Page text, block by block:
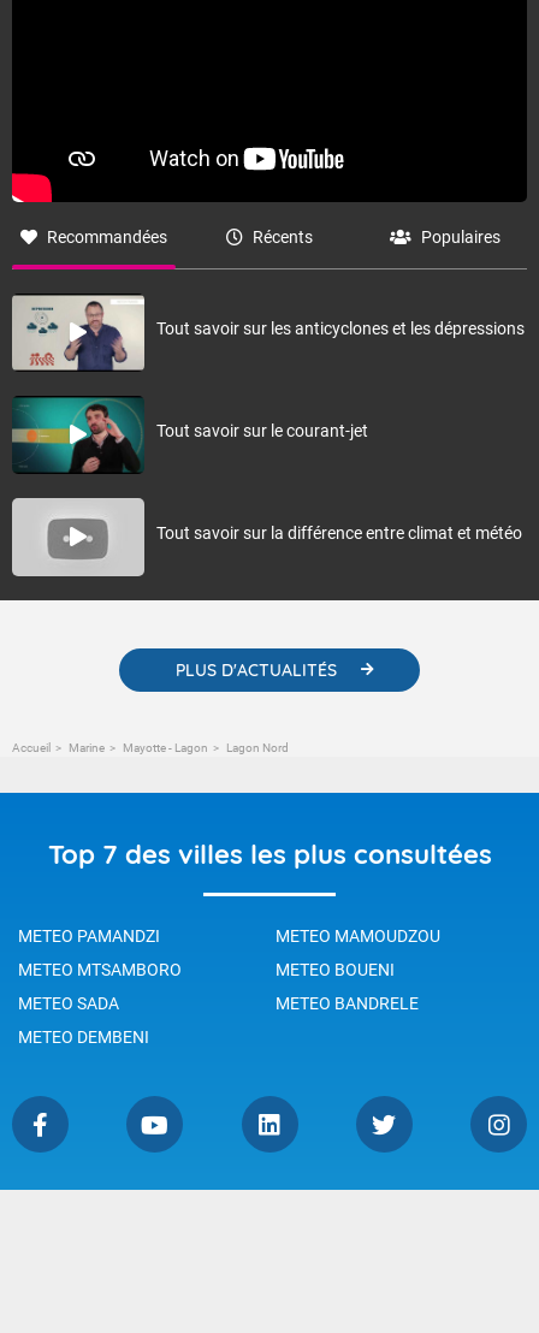
Recommandées Récents Populaires
Tout savoir sur les anticyclones et les dépressions
Tout savoir sur le courant-jet
Tout savoir sur la différence entre climat et météo
PLUS D'ACTUALITÉS
Accueil Marine Mayotte - Lagon Lagon Nord
Top 7 des villes les plus consultées
METEO PAMANDZI
METEO MAMOUDZOU
METEO MTSAMBORO
METEO BOUENI
METEO SADA
METEO BANDRELE
METEO DEMBENI